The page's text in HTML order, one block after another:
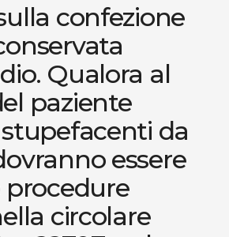
confezione
Qualora al
paziente
da
essere
procedure
circolare